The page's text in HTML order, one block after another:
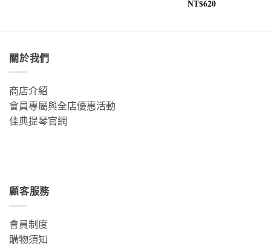
NT$620
關於我們
商店介紹
會員專屬與全店優惠活動
佳典提琴官網
顧客服務
會員制度
購物須知